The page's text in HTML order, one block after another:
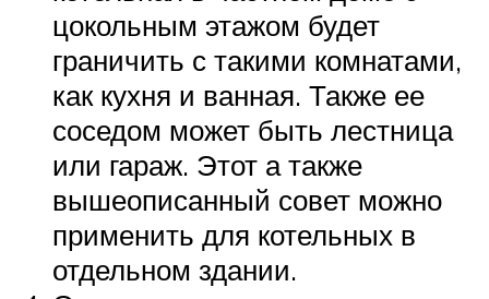
цокольным этажом будет
граничить с такими комнатами,
как кухня и ванная. Также ее
соседом может быть лестница
или гараж. Этот а также
вышеописанный совет можно
применить для котельных в
отдельном здании.